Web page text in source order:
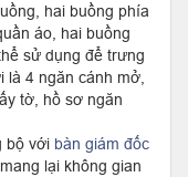
hai buồng phía
áo, hai buồng
sử dụng để trưng
là 4 ngăn cánh mở,
tờ, hồ sơ ngăn
bộ với bàn giám đốc
, mang lại không gian